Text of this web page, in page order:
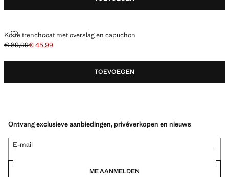
Korte trenchcoat met overslag en capuchon
KORTE TRENCHCOAT MET OVERSLAG EN CAPUCHON
Oorspronkelijke prijs doorgehaald [€ 89,99 ]
€ 89,99
Huidige prijs [€ 45,99 ]
€ 45,99
TOEVOEGEN
Ontvang exclusieve aanbiedingen, privéverkopen en nieuws
E-mail
ME AANMELDEN